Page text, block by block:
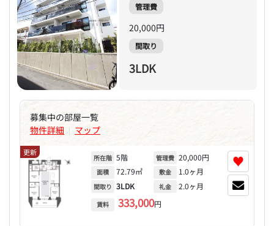
管理費
20,000円
間取り
3LDK
募集中の部屋一覧
物件詳細 | マップ
更新
所在階 5階
面積 72.79㎡
間取り 3LDK
賃料 333,000円
管理費 20,000円
敷金 1.0ヶ月
礼金 2.0ヶ月
♥